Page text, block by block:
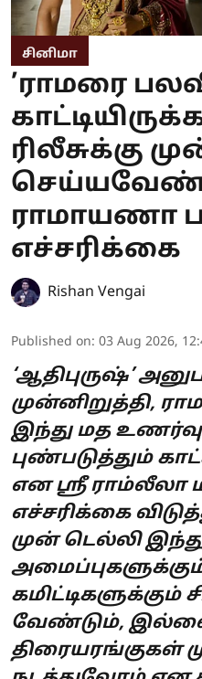
சினிமா
’ராமரை
ரிலீசுக்கு
ராமாயணா
எச்சரிக்கை
Rishan Vengai
Published on: 03 Aug 2026,
‘ஆதிபுருஷ்’
முன்னிறுத்தி,
இந்து மத
புண்படுத்தும்
என ஸ்ரீ ராம்லீலா
எச்சரிக்கை
முன் டெல்லி
கமிட்டிகளுக்கும்
வேண்டும்,
திரையரங்குகள்